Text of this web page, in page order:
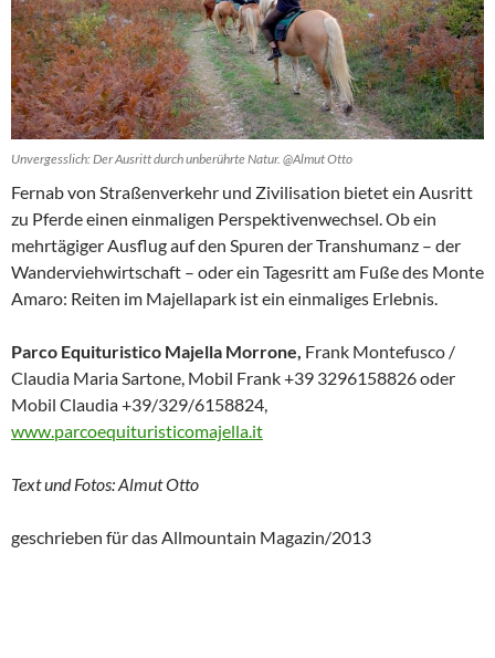
Unvergesslich: Der Ausritt durch unberührte Natur. @Almut Otto
Fernab von Straßenverkehr und Zivilisation bietet ein Ausritt
zu Pferde einen einmaligen Perspektivenwechsel. Ob ein
mehrtägiger Ausflug auf den Spuren der Transhumanz – der
Wanderviehwirtschaft – oder ein Tagesritt am Fuße des Monte
Amaro: Reiten im Majellapark ist ein einmaliges Erlebnis.
Parco Equituristico Majella Morrone, Frank Montefusco /
Claudia Maria Sartone, Mobil Frank +39 3296158826 oder
Mobil Claudia +39/329/6158824,
www.parcoequituristicomajella.it
Text und Fotos: Almut Otto
geschrieben für das Allmountain Magazin/2013